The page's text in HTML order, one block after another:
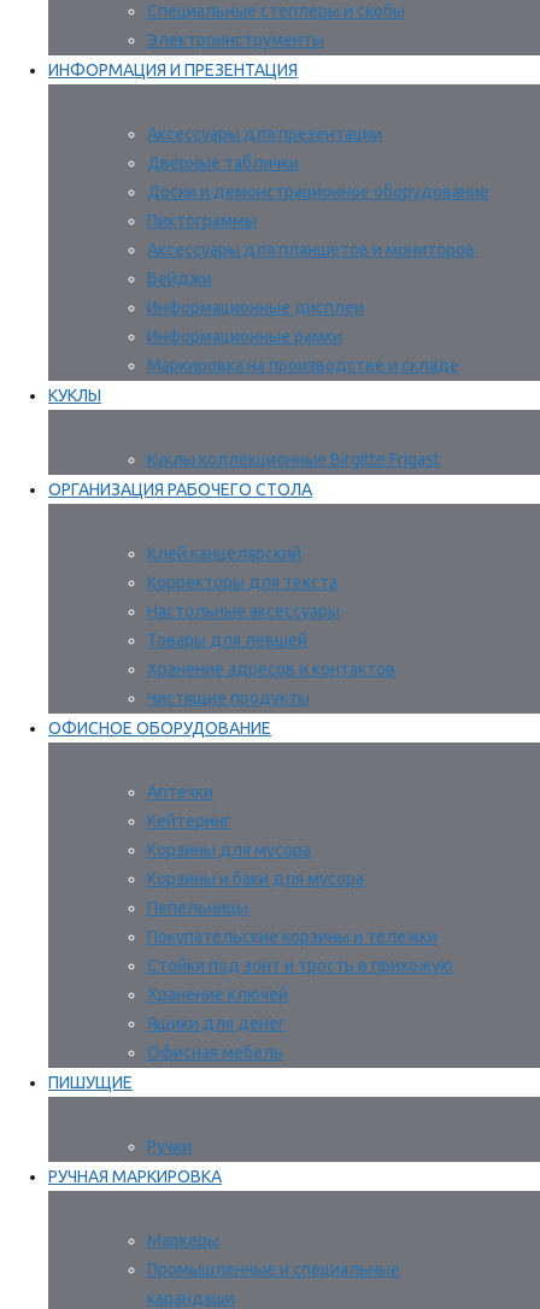
Специальные степлеры и скобы
Электроинструменты
ИНФОРМАЦИЯ И ПРЕЗЕНТАЦИЯ
Аксессуары для презентации
Дверные таблички
Доски и демонстрационное оборудование
Пиктограммы
Аксессуары для планшетов и мониторов
Бейджи
Информационные дисплеи
Информационные рамки
Маркировка на производстве и складе
КУКЛЫ
Куклы коллекционные Birgitte Frigast
ОРГАНИЗАЦИЯ РАБОЧЕГО СТОЛА
Клей канцелярский
Корректоры для текста
Настольные аксессуары
Товары для левшей
Хранение адресов и контактов
Чистящие продукты
ОФИСНОЕ ОБОРУДОВАНИЕ
Аптечки
Кейтеринг
Корзины для мусора
Корзины и баки для мусора
Пепельницы
Покупательские корзины и тележки
Стойки под зонт и трость в прихожую
Хранение ключей
Ящики для денег
Офисная мебель
ПИШУЩИЕ
Ручки
РУЧНАЯ МАРКИРОВКА
Маркеры
Промышленные и специальные
карандаши